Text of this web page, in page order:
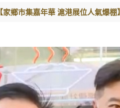
【家鄉市集嘉年華 滬港展位人氣爆棚】